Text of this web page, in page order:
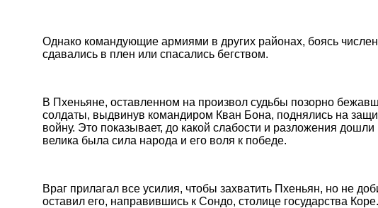
Однако командующие армиями в других районах, боясь
сдавались в плен или спасались бегством.
В Пхеньяне, оставленном на произвол судьбы позорно
солдаты, выдвинув командиром Кван Бона, поднялись на
войну. Это показывает, до какой слабости и разложения
велика была сила народа и его воля к победе.
Враг прилагал все усилия, чтобы захватить Пхеньян, но не
оставил его, направившись к Сондо, столице государства Коре.